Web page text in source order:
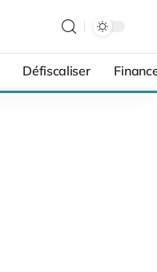
Défiscaliser